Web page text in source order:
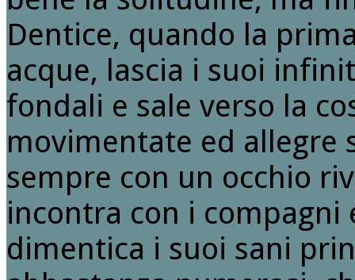
Dentice, quando la
acque, lascia i suoi
fondali e sale verso la
movimentate ed allegre
sempre con un occhio
incontra con i compagni
dimentica i suoi sani